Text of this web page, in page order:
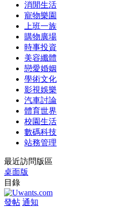
消閒生活
寵物樂園
上班一族
購物廣場
時事投資
美容纖體
戀愛婚姻
學術文化
影視娛樂
汽車討論
體育世界
校園生活
數碼科技
站務管理
最近訪問版區
桌面版
目錄
發帖 通知